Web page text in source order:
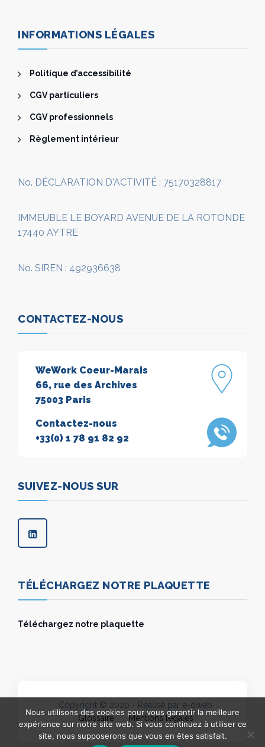
INFORMATIONS LÉGALES
Politique d’accessibilité
CGV particuliers
CGV professionnels
Règlement intérieur
No. DÉCLARATION D'ACTIVITÉ : 75170328817
IMMEUBLE LE BOYARD AVENUE DE LA ROTONDE
17440 AYTRE
No. SIREN : 492936638
CONTACTEZ-NOUS
WeWork Coeur-Marais
66, rue des Archives
75003 Paris
Contactez-nous
+33(0) 1 78 91 82 92
SUIVEZ-NOUS SUR
TÉLÉCHARGEZ NOTRE PLAQUETTE
Téléchargez notre plaquette
Copyright © 2020 - Réalisé par e-dweb
Glossaire
Mentions légales
Nous utilisons des cookies pour vous garantir la meilleure
expérience sur notre site web. Si vous continuez à utiliser ce
site, nous supposerons que vous en êtes satisfait.